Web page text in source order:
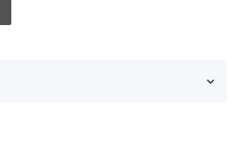
Walimex, Mettle, Aurora uvm.